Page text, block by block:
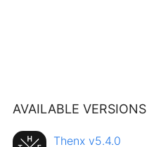
AVAILABLE VERSIONS
Thenx v5.4.0